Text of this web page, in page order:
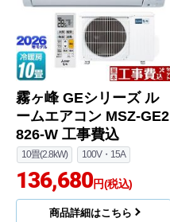
霧ヶ峰 GEシリーズ ル
ームエアコン MSZ-GE2
826-W 工事費込
10畳(2.8kW) 100V・15A
136,680円(税込)
商品詳細はこちら